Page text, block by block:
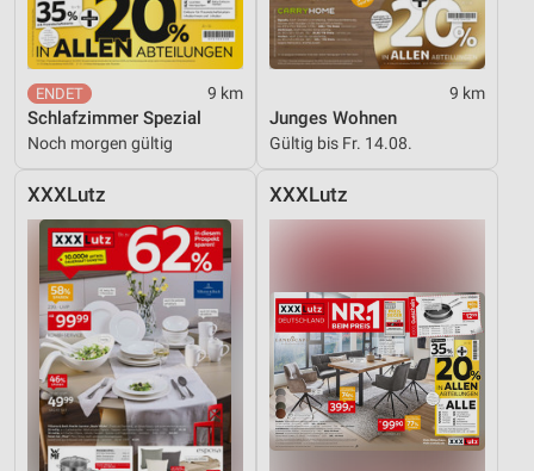
9 km
Schlafzimmer Spezial
Noch morgen gültig
9 km
Junges Wohnen
Gültig bis Fr. 14.08.
XXXLutz XXXLutz